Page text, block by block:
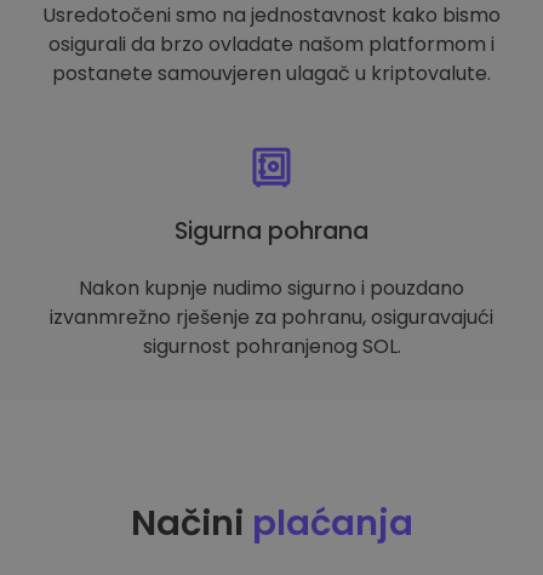
Usredotočeni smo na jednostavnost kako bismo
osigurali da brzo ovladate našom platformom i
postanete samouvjeren ulagač u kriptovalute.
Sigurna pohrana
Nakon kupnje nudimo sigurno i pouzdano
izvanmrežno rješenje za pohranu, osiguravajući
sigurnost pohranjenog SOL.
Načini plaćanja